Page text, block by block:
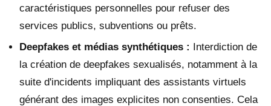
caractéristiques personnelles pour refuser des
services publics, subventions ou prêts.
Deepfakes et médias synthétiques : Interdiction de
la création de deepfakes sexualisés, notamment à la
suite d'incidents impliquant des assistants virtuels
générant des images explicites non consenties. Cela